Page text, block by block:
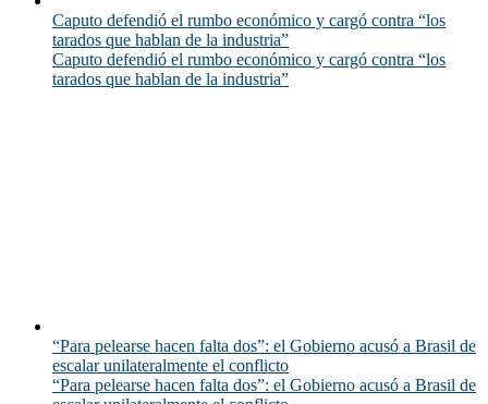
Caputo defendió el rumbo económico y cargó contra “los
tarados que hablan de la industria”
Caputo defendió el rumbo económico y cargó contra “los
tarados que hablan de la industria”
“Para pelearse hacen falta dos”: el Gobierno acusó a Brasil de
escalar unilateralmente el conflicto
“Para pelearse hacen falta dos”: el Gobierno acusó a Brasil de